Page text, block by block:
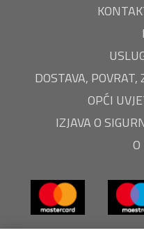
DOSTAVA,
OPĆI
IZJAVA O